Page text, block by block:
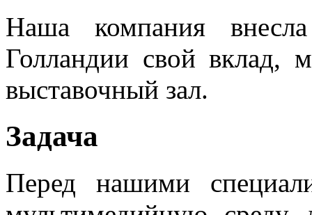
Наша компания
Голландии свой вклад,
выставочный зал.
Задача
Перед нашими